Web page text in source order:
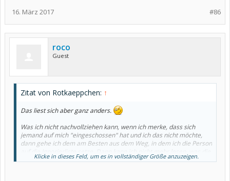
#86
16. März 2017
roco
Guest
Zitat von Rotkaeppchen: ↑
Das liest sich aber ganz anders.
Was ich nicht nachvollziehen kann, wenn ich merke, dass sich
jemand auf mich "eingeschossen" hat und ich das nicht möchte,
dann gehe ich dem am Besten aus dem Weg, in dem ich die Person
andere Person schreibt. Somit brauche ich mich auch nicht
Klicke in dieses Feld, um es in vollständiger Größe anzuzeigen.